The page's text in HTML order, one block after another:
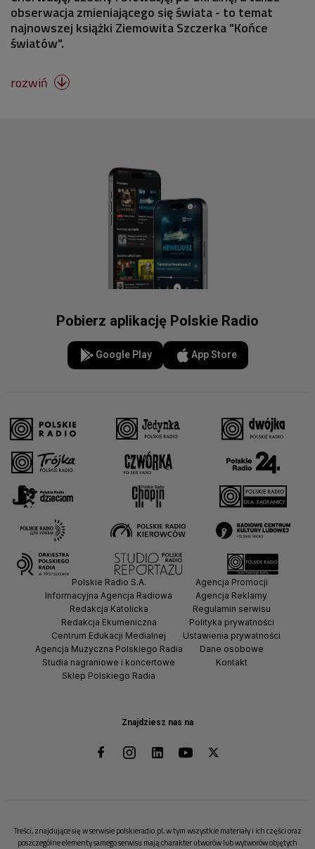
obserwacja zmieniającego się świata - to temat
najnowszej książki Ziemowita Szczerka "Końce
światów".
rozwiń 
Pobierz aplikację Polskie Radio
Google Play App Store
Znajdziesz nas na
Polskie Radio S.A.
Informacyjna Agencja Radiowa
Redakcja Katolicka
Redakcja Ekumeniczna
Centrum Edukacji Medialnej
Agencja Muzyczna Polskiego Radia
Studia nagraniowe i koncertowe
Sklep Polskiego Radia
Agencja Promocji
Agencja Reklamy
Regulamin serwisu
Polityka prywatności
Ustawienia prywatności
Dane osobowe
Kontakt
Treści, znajdujące się w serwisie polskieradio.pl, w tym wszystkie materiały i ich części oraz
poszczególne elementy samego serwisu mają charakter utworów lub wytworów objętych